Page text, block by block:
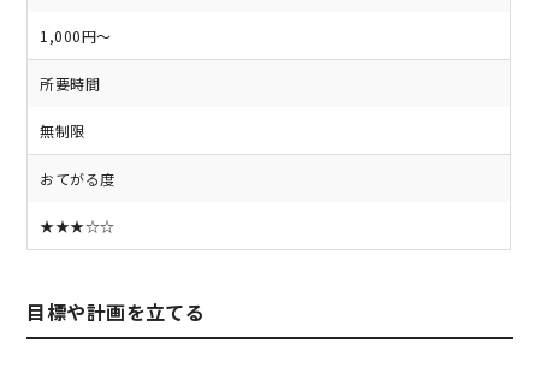
1,000円～
所要時間
無制限
おてがる度
★★★☆☆
目標や計画を立てる